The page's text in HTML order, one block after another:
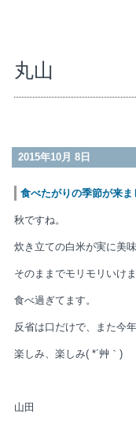
丸山
2015年10月 8日
食べたがりの季節が来ま
秋ですね。
炊き立ての白米が実に美味
そのままでモリモリいけ
食べ過ぎてます。
反省は口だけで、また今
楽しみ、楽しみ( *´艸｀)
山田